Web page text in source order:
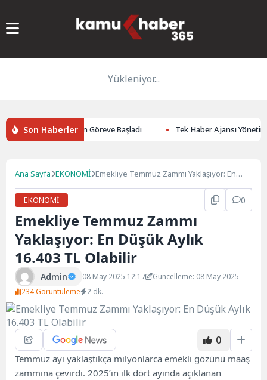
Yükleniyor...
Son Haberler
ve Sedat Aslan Göreve Başladı Tek Haber Ajansı Yönetim
Ana Sayfa EKONOMİ Emekliye Temmuz Zammı Yaklaşıyor: En
EKONOMİ
0
Emekliye Temmuz Zammı
Yaklaşıyor: En Düşük Aylık
16.403 TL Olabilir
Admin 08 May 2025 12:17
Güncelleme: 08 May 2025
234 Görüntüleme
2 dk.
0
Temmuz ayı yaklaştıkça milyonlarca emekli gözünü maaş
zammına çevirdi. 2025’in ilk dört ayında açıklanan